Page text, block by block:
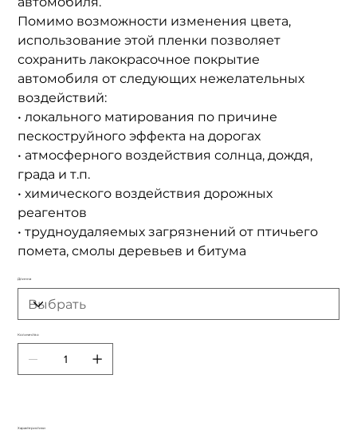
Помимо возможности изменения цвета,
использование этой пленки позволяет
сохранить лакокрасочное покрытие
автомобиля от следующих нежелательных
воздействий:
• локального матирования по причине
пескоструйного эффекта на дорогах
• атмосферного воздействия солнца, дождя,
града и т.п.
• химического воздействия дорожных
реагентов
• трудноудаляемых загрязнений от птичьего
помета, смолы деревьев и битума
Длинна
Количество
Характеристики